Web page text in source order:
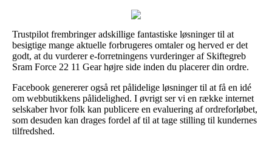
Trustpilot frembringer adskillige fantastiske løsninger til at
besigtige mange aktuelle forbrugeres omtaler og herved er det
godt, at du vurderer e-forretningens vurderinger af Skiftegreb
Sram Force 22 11 Gear højre side inden du placerer din ordre.
Facebook genererer også ret pålidelige løsninger til at få en idé
om webbutikkens pålidelighed. I øvrigt ser vi en række internet
selskaber hvor folk kan publicere en evaluering af ordreforløbet,
som desuden kan drages fordel af til at tage stilling til kundernes
tilfredshed.